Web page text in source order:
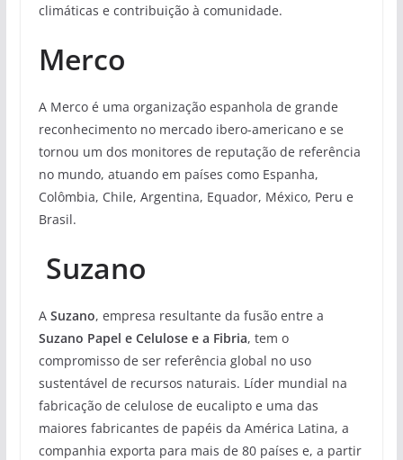
climáticas e contribuição à comunidade.
Merco
A Merco é uma organização espanhola de grande
reconhecimento no mercado ibero-americano e se
tornou um dos monitores de reputação de referência
no mundo, atuando em países como Espanha,
Colômbia, Chile, Argentina, Equador, México, Peru e
Brasil.
Suzano
A Suzano, empresa resultante da fusão entre a
Suzano Papel e Celulose e a Fibria, tem o
compromisso de ser referência global no uso
sustentável de recursos naturais. Líder mundial na
fabricação de celulose de eucalipto e uma das
maiores fabricantes de papéis da América Latina, a
companhia exporta para mais de 80 países e, a partir